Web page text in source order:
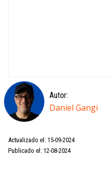
Autor:
Daniel Gangi
Actualizado el: 15-09-2024
Publicado el: 12-08-2024